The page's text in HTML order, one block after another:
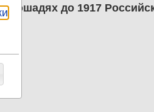
лошадях до 1917